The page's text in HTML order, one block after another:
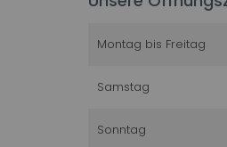
Montag bis Freitag
Samstag
Sonntag